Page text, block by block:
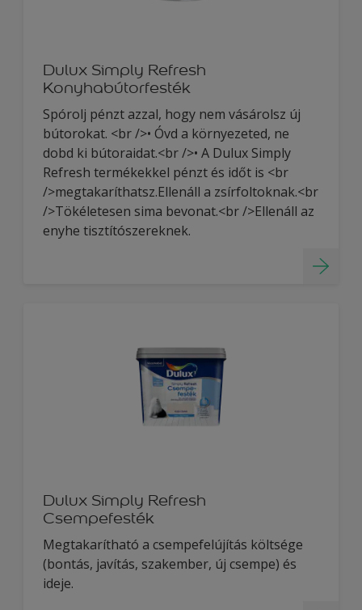
Dulux Simply Refresh
Konyhabútorfesték
Spórolj pénzt azzal, hogy nem vásárolsz új
bútorokat. <br />• Óvd a környezeted, ne
dobd ki bútoraidat.<br />• A Dulux Simply
Refresh termékekkel pénzt és időt is <br
/>megtakaríthatsz.Ellenáll a zsírfoltoknak.<br
/>Tökéletesen sima bevonat.<br />Ellenáll az
enyhe tisztítószereknek.
Dulux Simply Refresh
Csempefesték
Megtakarítható a csempefelújítás költsége
(bontás, javítás, szakember, új csempe) és
ideje.